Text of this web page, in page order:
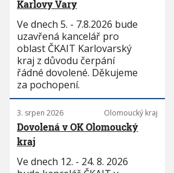
Karlovy Vary
Ve dnech 5. - 7.8.2026 bude
uzavřená kancelář pro
oblast ČKAIT Karlovarský
kraj z důvodu čerpání
řádné dovolené. Děkujeme
za pochopení.
3. srpen 2026 Olomoucký kraj
Dovolená v OK Olomoucký
kraj
Ve dnech 12. - 24. 8. 2026